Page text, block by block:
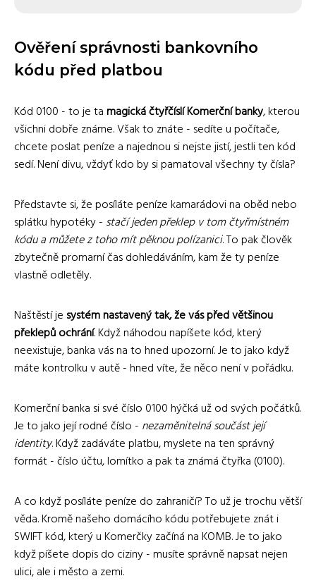
Ověření správnosti bankovního
kódu před platbou
Kód 0100 - to je tamagická čtyřčíslí Komerční banky, kterou
všichni dobře známe. Však to znáte - sedíte u počítače,
chcete poslat peníze a najednou si nejste jistí, jestli ten kód
sedí. Není divu, vždyť kdo by si pamatoval všechny ty čísla?
Představte si, že posíláte peníze kamarádovi na oběd nebo
splátku hypotéky - stačí jeden překlep v tom čtyřmístném
kódu a můžete z toho mít pěknou polízanici. To pak člověk
zbytečně promarní čas dohledáváním, kam že ty peníze
vlastně odletěly.
Naštěstí je systém nastavený tak, že vás před většinou
překlepů ochrání. Když náhodou napíšete kód, který
neexistuje, banka vás na to hned upozorní. Je to jako když
máte kontrolku v autě - hned víte, že něco není v pořádku.
Komerční banka si své číslo 0100 hýčká už od svých počátků.
Je to jako její rodné číslo - nezaměnitelná součást její
identity. Když zadáváte platbu, myslete na ten správný
formát - číslo účtu, lomítko a pak ta známá čtyřka (0100).
A co když posíláte peníze do zahraničí? To už je trochu větší
věda. Kromě našeho domácího kódu potřebujete znát i
SWIFT kód, který u Komerčky začíná na KOMB. Je to jako
když píšete dopis do ciziny - musíte správně napsat nejen
ulici, ale i město a zemi.